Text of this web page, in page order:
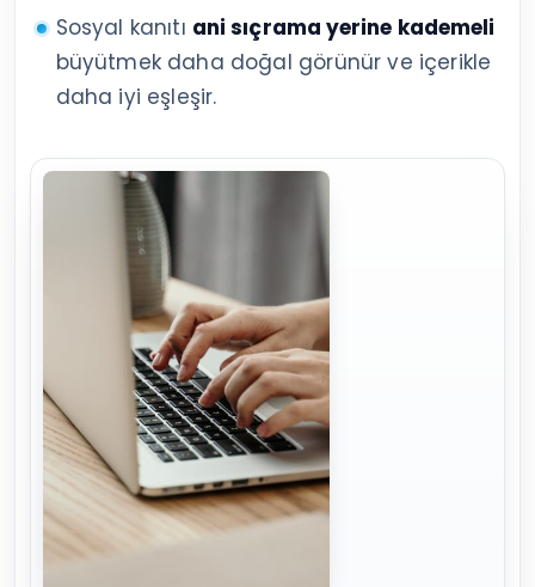
Sosyal kanıtı ani sıçrama yerine kademeli
büyütmek daha doğal görünür ve içerikle
daha iyi eşleşir.